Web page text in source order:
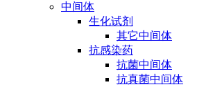
中间体
生化试剂
其它中间体
抗感染药
抗菌中间体
抗真菌中间体